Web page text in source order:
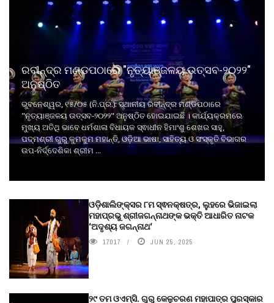
ରବୀନ୍ଦ୍ର ମଣ୍ଡପଠାରେ "ନୃତ୍ୟାଞ୍ଜଳୟ ଉତ୍ସବ-୨୦୨୨"
ଅନୁଷ୍ଠିତ
ଭୁବନେଶ୍ୱର, ୧୫/୦୫ (ନି.ପ୍ର.): ସ୍ଥାନୀୟ ରବୀନ୍ଦ୍ର ମଣ୍ଡପଠାରେ
"ନୃତ୍ୟାଞ୍ଜଳୟ ଉତ୍ସବ-୨୦୨୨" ଅନୁଷ୍ଠିତ ହୋଇଯାଇଛି । କାର୍ଯ୍ୟକ୍ରମରେ
ମୁଖ୍ୟ ଅତିଥି ଭାବେ ଧର୍ମଶାଳା ବିଧାୟକ ସ୍ଵାଧୀନ ହିମାଂଶୁ ଶେଖର ସାହୁ,
ପଦ୍ମଶ୍ରୀ ଗୁରୁ କୁମକୁମ ମହାନ୍ତି, ଓଡ଼ିଆ ଭାଷା, ସାହିତ୍ୟ ଓ ସଂସ୍କୃତି ବିଭାଗର
ଉପ-ନିର୍ଦ୍ଦେଶିକା ଶ୍ରୀମ ...
ଓଡ଼ିଶାଲିଙ୍କ୍ସର ୮ମ ସ୍ଵନକ୍ଷତ୍ର, ଲୁହରେ ଭିଜାଇଲା
ମହାପ୍ରଭୁ ଶ୍ରୀଜଗନ୍ନାଥଙ୍କ ଭକ୍ତି ଆଧାରିତ ନାଟକ
‘ଅଦୃଶ୍ୟ ଜଗନ୍ନାଥ‘
17017 JUN 25, 2025
୨୯ ତମ ଓଏମ୍‌ସି. ଗୁରୁ କେଳୁଚରଣ ମହାପାତ୍ର ପୁରସ୍କାର